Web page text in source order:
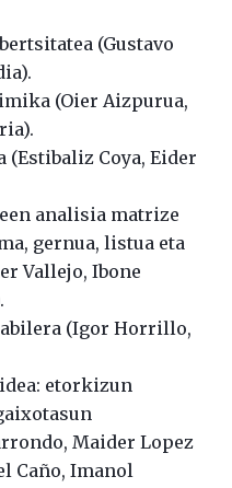
(Gustavo
(Oier Aizpurua,
Coya, Eider
analisia matrize
gernua, listua eta
Vallejo, Ibone
(Igor Horrillo,
etorkizun
Maider Lopez
Caño, Imanol